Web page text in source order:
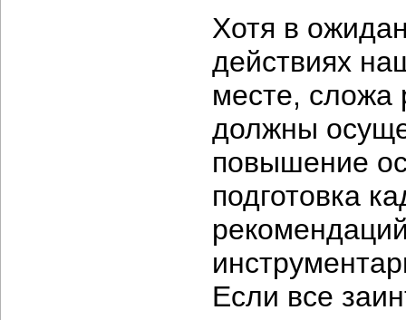
Хотя в
действиях
месте, сложа
должны
повышение
подготовка
Если все